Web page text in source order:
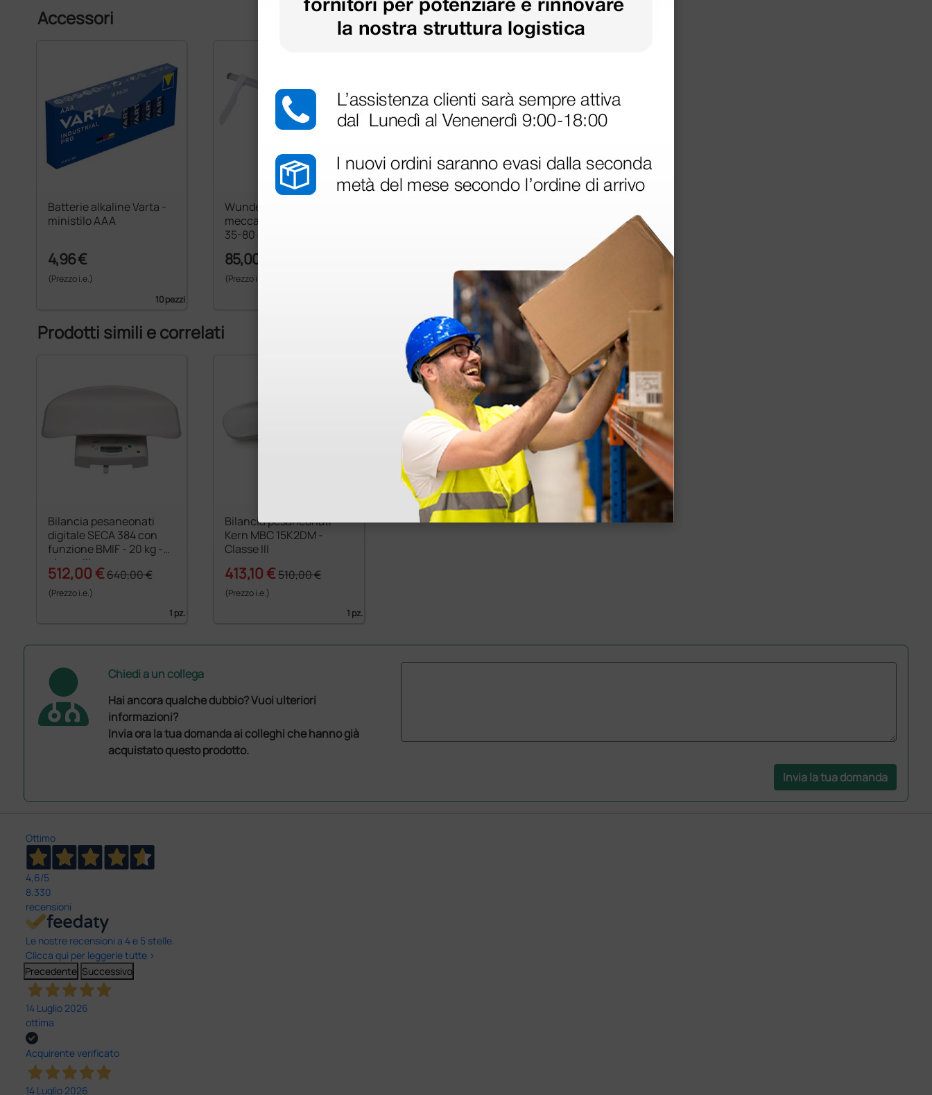
Accessori
Batterie alkaline Varta -
ministilo AAA
4,96 €
(Prezzo i.e.)
10 pezzi
Wunder WH80 Altimetro
meccanico per neonati
35-80 cm
85,00 €
(Prezzo i.e.)
Prodotti simili e correlati
Bilancia pesaneonati
digitale SECA 384 con
funzione BMIF - 20 kg -
classe III
512,00 €640,00 €
(Prezzo i.e.)
1 pz.
Bilancia pesaneonati
Kern MBC 15K2DM -
Classe III
413,10 €510,00 €
(Prezzo i.e.)
1 pz.
Chiedi a un collega
Hai ancora qualche dubbio? Vuoi ulteriori
informazioni?
Invia ora la tua domanda ai colleghi che hanno già
acquistato questo prodotto.
Invia la tua domanda
Ottimo
4,6/5
8.330
recensioni
Le nostre recensioni a 4 e 5 stelle.
Clicca qui per leggerle tutte >
Precedente Successivo
14 Luglio 2026
ottima
Acquirente verificato
14 Luglio 2026